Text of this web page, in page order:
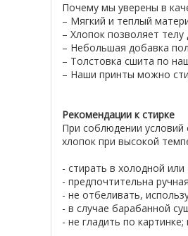
Почему мы уверены в
– Мягкий и теплый
– Хлопок позволяет
– Небольшая добавка
– Толстовка сшита по
– Наши принты можно
Рекомендации к стирке
При соблюдении условий
хлопок при высокой
- стирать в холодной
- предпочтительна
- не отбеливать,
- в случае барабанной
- не гладить по